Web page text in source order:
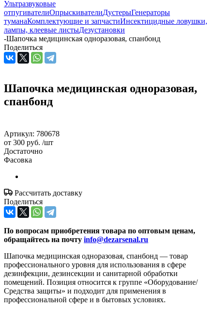
Ультразвуковые
отпугивателиОпрыскивателиДустерыГенераторы
туманаКомплектующие и запчастиИнсектицидные ловушки,
лампы, клеевые листыДезустановки
-Шапочка медицинская одноразовая, спанбонд
Поделиться
Шапочка медицинская одноразовая,
спанбонд
Артикул: 780678
от 300 руб. /шт
Достаточно
Фасовка
Рассчитать доставку
Поделиться
По вопросам приобретения товара по оптовым ценам,
обращайтесь на почту info@dezarsenal.ru
Шапочка медицинская одноразовая, спанбонд — товар
профессионального уровня для использования в сфере
дезинфекции, дезинсекции и санитарной обработки
помещений. Позиция относится к группе «Оборудование/
Средства защиты» и подходит для применения в
профессиональной сфере и в бытовых условиях.